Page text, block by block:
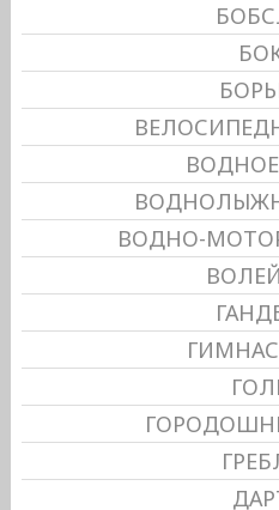
ВОДНО-